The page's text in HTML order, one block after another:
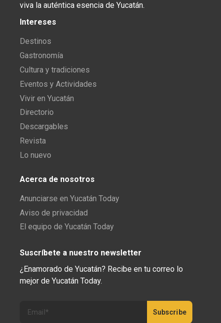
viva la auténtica esencia de Yucatán.
Intereses
Destinos
Gastronomía
Cultura y tradiciones
Eventos y Actividades
Vivir en Yucatán
Directorio
Descargables
Revista
Lo nuevo
Acerca de nosotros
Anunciarse en Yucatán Today
Aviso de privacidad
El equipo de Yucatán Today
Suscríbete a nuestro newsletter
¿Enamorado de Yucatán? Recibe en tu correo lo
mejor de Yucatán Today.